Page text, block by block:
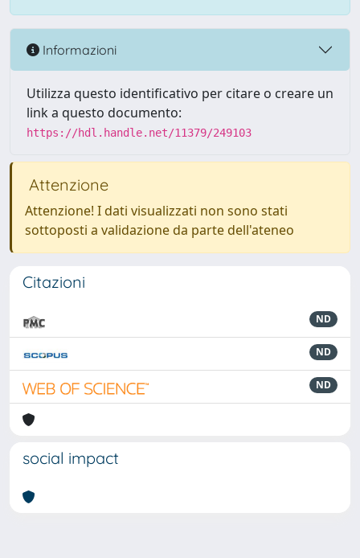
Informazioni
Utilizza questo identificativo per citare o creare un
link a questo documento:
https://hdl.handle.net/11379/249103
Attenzione
Attenzione! I dati visualizzati non sono stati
sottoposti a validazione da parte dell'ateneo
Citazioni
ND
ND
ND
social impact